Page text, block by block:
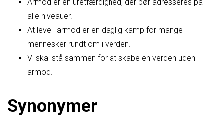
Armod er en uretfærdighed, der bør adresseres på
alle niveauer.
At leve i armod er en daglig kamp for mange
mennesker rundt om i verden.
Vi skal stå sammen for at skabe en verden uden
armod.
Synonymer